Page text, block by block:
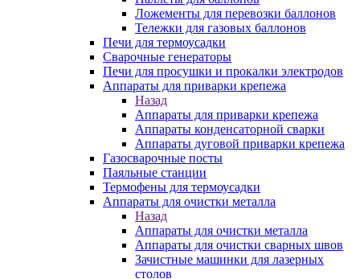
Ложементы для перевозки баллонов
Тележки для газовых баллонов
Печи для термоусадки
Сварочные генераторы
Печи для просушки и прокалки электродов
Аппараты для приварки крепежа
Назад
Аппараты для приварки крепежа
Аппараты конденсаторной сварки
Аппараты дуговой приварки крепежа
Газосварочные посты
Паяльные станции
Термофены для термоусадки
Аппараты для очистки металла
Назад
Аппараты для очистки металла
Аппараты для очистки сварных швов
Зачистные машинки для лазерных
столов